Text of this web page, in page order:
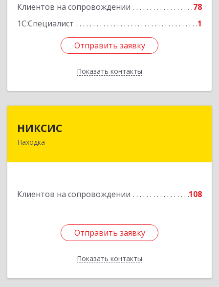
Клиентов на сопровождении
78
1С:Специалист
1
Отправить заявку
Показать контакты
Подробнее
Отправить заявку
Назад
НИКСИС
Находка
Клиентов на сопровождении 108
Отправить заявку
Показать контакты
Отправить заявку
Назад